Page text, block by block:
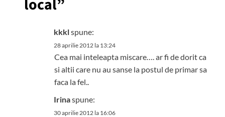
local”
kkklspune:
28 aprilie 2012 la 13:24
Cea mai inteleapta miscare…. ar fi de dorit ca
si altii care nu au sanse la postul de primar sa
faca la fel..
Irinaspune:
30 aprilie 2012 la 16:06